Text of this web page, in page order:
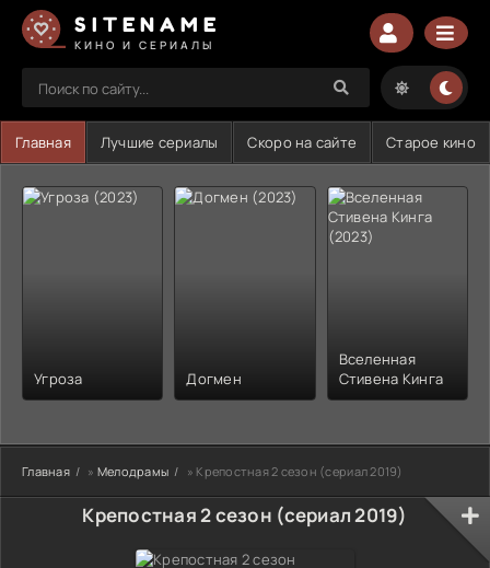
SITENAME
КИНО И СЕРИАЛЫ
Главная Лучшие сериалы Скоро на сайте Старое кино
Угроза Догмен
Вселенная
Стивена Кинга
Главная » Мелодрамы » Крепостная 2 сезон (сериал 2019)
Крепостная 2 сезон (сериал 2019)